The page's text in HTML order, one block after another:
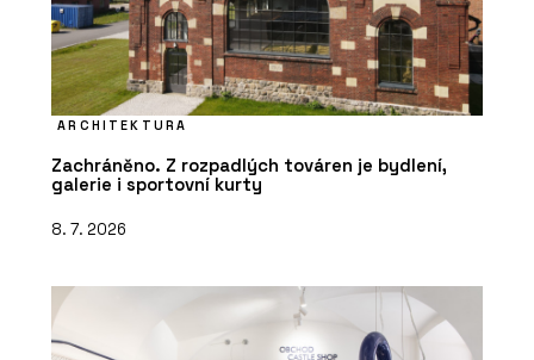
ARCHITEKTURA
Zachráněno. Z rozpadlých továren je bydlení,
galerie i sportovní kurty
8. 7. 2026